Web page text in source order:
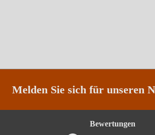
Melden Sie sich für unseren
Bewertungen